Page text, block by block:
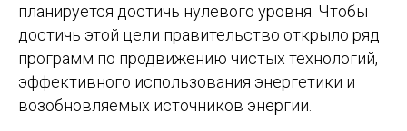
планируется достичь нулевого уровня. Чтобы
достичь этой цели правительство открыло ряд
программ по продвижению чистых технологий,
эффективного использования энергетики и
возобновляемых источников энергии.